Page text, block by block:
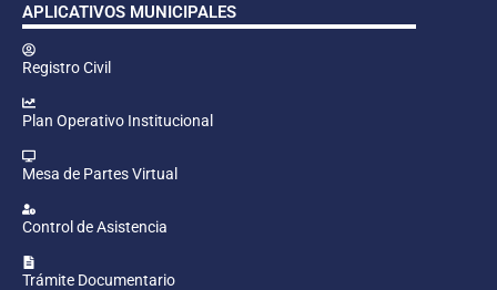
APLICATIVOS MUNICIPALES
Registro Civil
Plan Operativo Institucional
Mesa de Partes Virtual
Control de Asistencia
Trámite Documentario